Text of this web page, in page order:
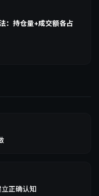
：持仓量+成交额各占
正确认知